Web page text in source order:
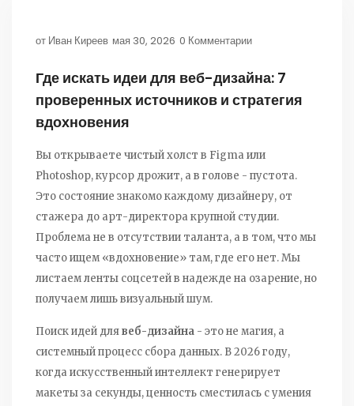
от Иван Киреев мая 30, 2026 0 Комментарии
Где искать идеи для веб-дизайна: 7
проверенных источников и стратегия
вдохновения
Вы открываете чистый холст в Figma или
Photoshop, курсор дрожит, а в голове - пустота.
Это состояние знакомо каждому дизайнеру, от
стажера до арт-директора крупной студии.
Проблема не в отсутствии таланта, а в том, что мы
часто ищем «вдохновение» там, где его нет. Мы
листаем ленты соцсетей в надежде на озарение, но
получаем лишь визуальный шум.
Поиск идей длявеб-дизайна - это не магия, а
системный процесс сбора данных. В 2026 году,
когда искусственный интеллект генерирует
макеты за секунды, ценность сместилась с умения